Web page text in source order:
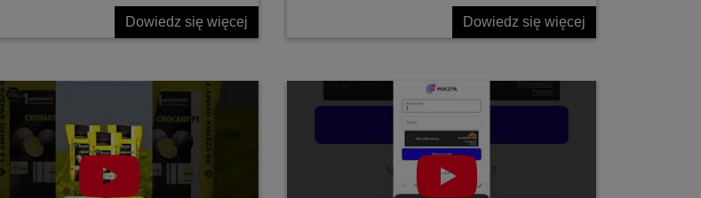
Dowiedz się więcej Dowiedz się więcej